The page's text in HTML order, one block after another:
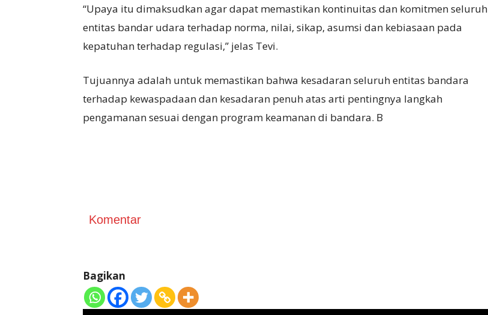
“Upaya itu dimaksudkan agar dapat memastikan kontinuitas dan komitmen seluruh
entitas bandar udara terhadap norma, nilai, sikap, asumsi dan kebiasaan pada
kepatuhan terhadap regulasi,” jelas Tevi.
Tujuannya adalah untuk memastikan bahwa kesadaran seluruh entitas bandara
terhadap kewaspadaan dan kesadaran penuh atas arti pentingnya langkah
pengamanan sesuai dengan program keamanan di bandara. B
Komentar
Bagikan